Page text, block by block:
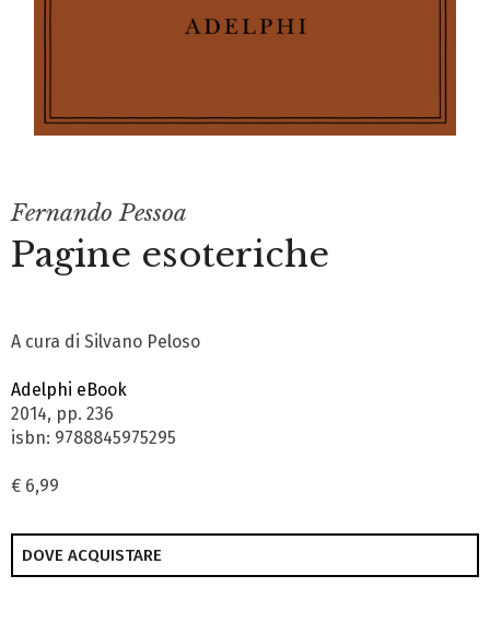
Fernando Pessoa
Pagine esoteriche
A cura di Silvano Peloso
Adelphi eBook
2014, pp. 236
isbn: 9788845975295
€ 6,99
DOVE ACQUISTARE